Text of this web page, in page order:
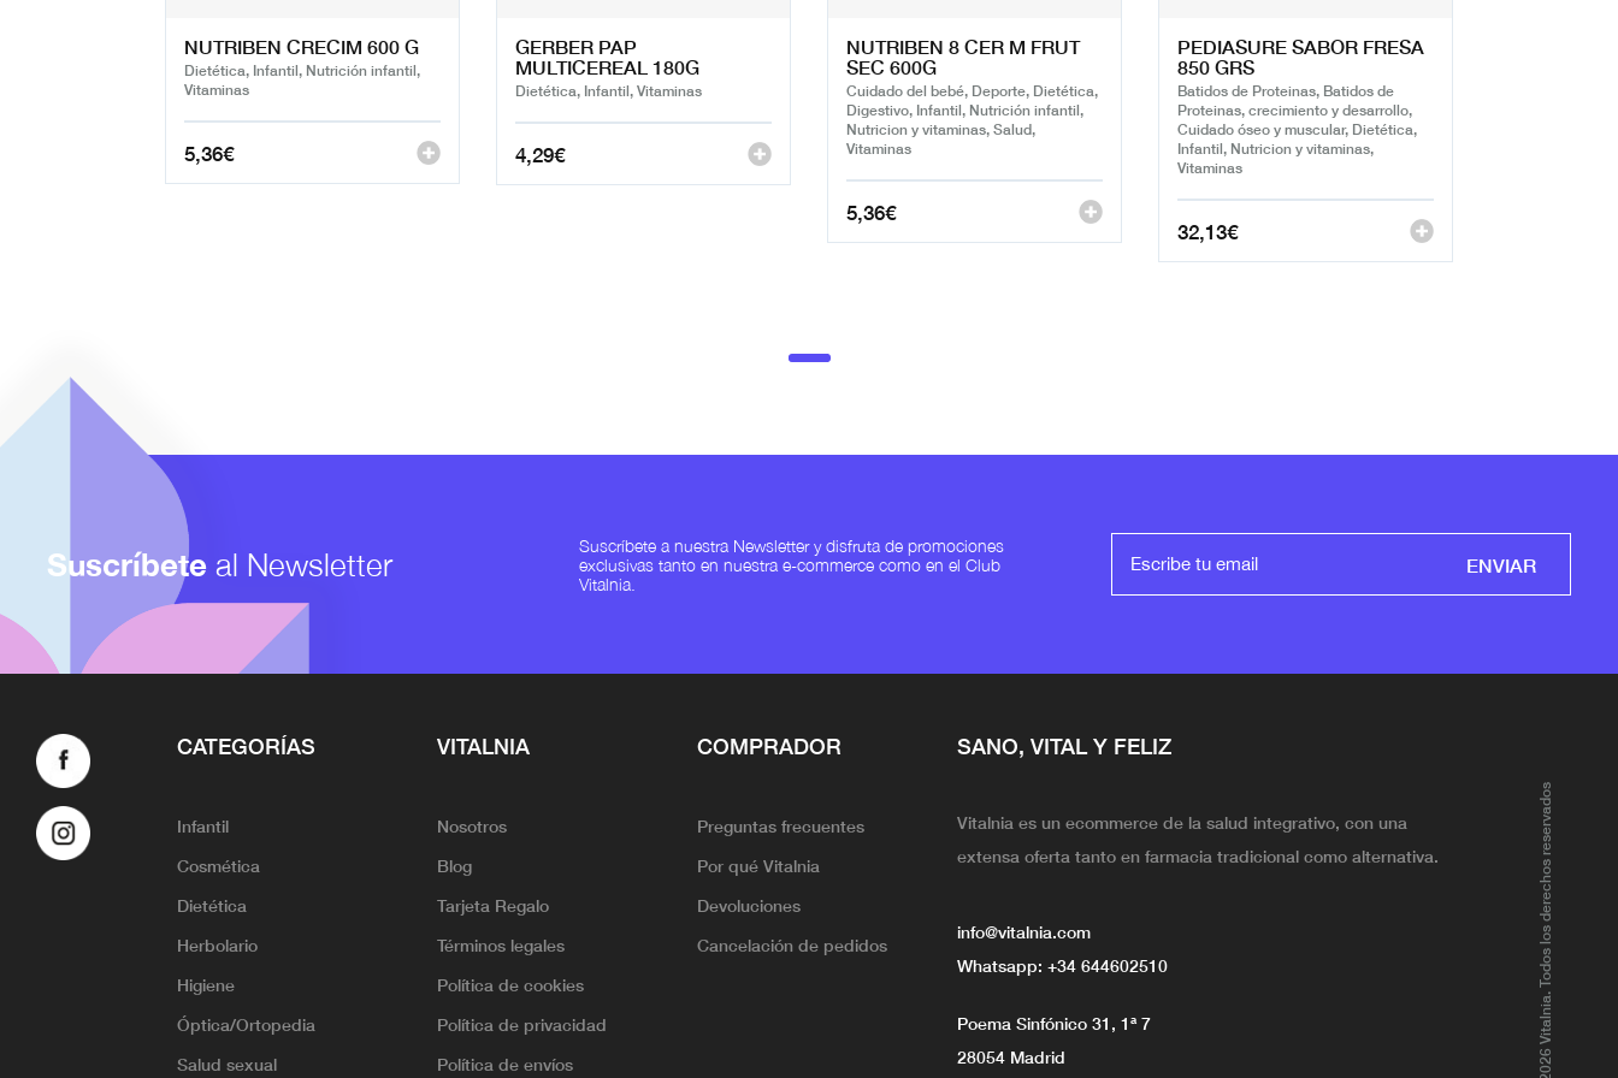
NUTRIBEN CRECIM 600 G
Dietética, Infantil, Nutrición infantil,
Vitaminas
5,36€
GERBER PAP
MULTICEREAL 180G
Dietética, Infantil, Vitaminas
4,29€
NUTRIBEN 8 CER M FRUT
SEC 600G
Cuidado del bebé, Deporte, Dietética,
Digestivo, Infantil, Nutrición infantil,
Nutricion y vitaminas, Salud,
Vitaminas
5,36€
PEDIASURE SABOR FRESA
850 GRS
Batidos de Proteinas, Batidos de
Proteinas, crecimiento y desarrollo,
Cuidado óseo y muscular, Dietética,
Infantil, Nutricion y vitaminas,
Vitaminas
32,13€
Suscríbete al Newsletter
Suscríbete a nuestra Newsletter y disfruta de promociones
exclusivas tanto en nuestra e-commerce como en el Club
Vitalnia.
ENVIAR
CATEGORÍAS
Infantil
Cosmética
Dietética
Herbolario
Higiene
Óptica/Ortopedia
Salud sexual
VITALNIA
Nosotros
Blog
Tarjeta Regalo
Términos legales
Política de cookies
Política de privacidad
Política de envíos
COMPRADOR
Preguntas frecuentes
Por qué Vitalnia
Devoluciones
Cancelación de pedidos
SANO, VITAL Y FELIZ
Vitalnia es un ecommerce de la salud integrativo, con una
extensa oferta tanto en farmacia tradicional como alternativa.
info@vitalnia.com
Whatsapp: +34 644602510
Poema Sinfónico 31, 1ª 7
28054 Madrid
@2026 Vitalnia. Todos los derechos reservados